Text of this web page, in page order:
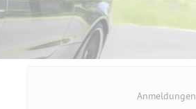
Anmeldungen